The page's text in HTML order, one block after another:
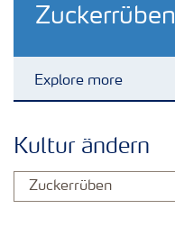
Zuckerrüben
Explore more
Düngemittel
Kultur ändern